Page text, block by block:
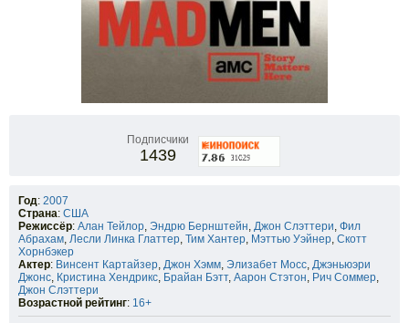
Подписчики
1439
Год: 2007
Страна: США
Режиссёр: Алан Тейлор, Эндрю Бернштейн, Джон Слэттери, Фил
Абрахам, Лесли Линка Глаттер, Тим Хантер, Мэттью Уэйнер, Скотт
Хорнбэкер
Актер: Винсент Картайзер, Джон Хэмм, Элизабет Мосс, Джэньюэри
Джонс, Кристина Хендрикс, Брайан Бэтт, Аарон Стэтон, Рич Соммер,
Джон Слэттери
Возрастной рейтинг: 16+